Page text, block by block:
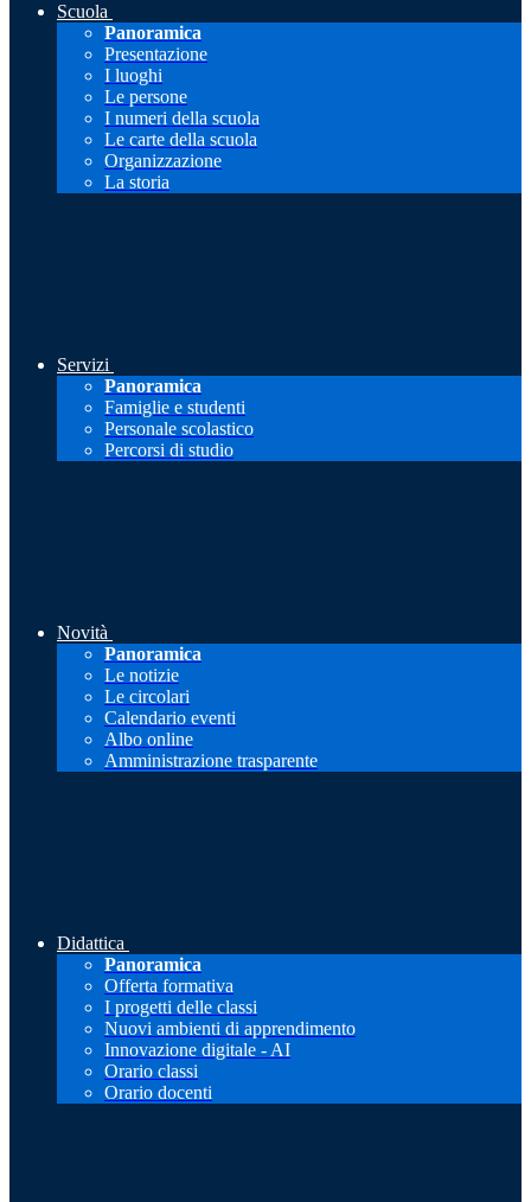
Scuola
Panoramica
Presentazione
I luoghi
Le persone
I numeri della scuola
Le carte della scuola
Organizzazione
La storia
Servizi
Panoramica
Famiglie e studenti
Personale scolastico
Percorsi di studio
Novità
Panoramica
Le notizie
Le circolari
Calendario eventi
Albo online
Amministrazione trasparente
Didattica
Panoramica
Offerta formativa
I progetti delle classi
Nuovi ambienti di apprendimento
Innovazione digitale - AI
Orario classi
Orario docenti